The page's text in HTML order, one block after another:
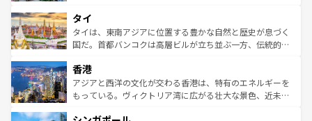
リティに包まれながら、韓国の多彩な魅力を心ゆくまで味
わってみてほしい。 なお、新着の韓国情報はコンテンツ一
覧を参照してほしい。
急速な発展と共に伝統が息づく。ハノイの古い町並みやホ
ーチミン市のフランス統治時代の建物も、独特の雰囲気を
醸し出している。また、バラエティの豊かさとおいしさで
とつ。フォーやバインミー、ベトナムコーヒーなどは、ぜ
ひ現地で味わいたい。どの地域を訪れてもあたたかい人々
が旅行者を迎えてくれるので、きっと忘れられない旅にな
参照してほしい。
タイ
タイは、東南アジアに位置する豊かな自然と歴史が息づく
国だ。首都バンコクは高層ビルが立ち並ぶ一方、伝統的な
の活気が交差している。北部ではチェンマイなどの山岳地
帯で自然と触れ合い、南部ではプーケットやクラビの美し
いビーチでリゾート気分を楽しむことができる。タイ料理
香港
アジアと西洋の文化が交わる香港は、特有のエネルギーを
もっている。ヴィクトリア湾に広がる壮大な景色、近未来